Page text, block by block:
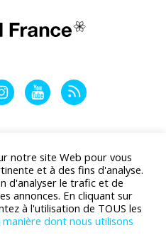
Instagram
YouTube
Flux RSS
notre site Web pour vous
et à des fins d'analyse.
d'analyser le trafic et de
annonces. En cliquant sur
à l'utilisation de TOUS les
manière dont nous utilisons